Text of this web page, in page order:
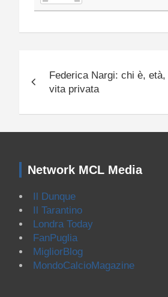
articoli
Federica Nargi: chi è,
vita privata
Network MCL Media
Il Dunque
Il Tarantino
Londra Today
FanPuglia
MigliorBlog
MondoCalcioMagazine